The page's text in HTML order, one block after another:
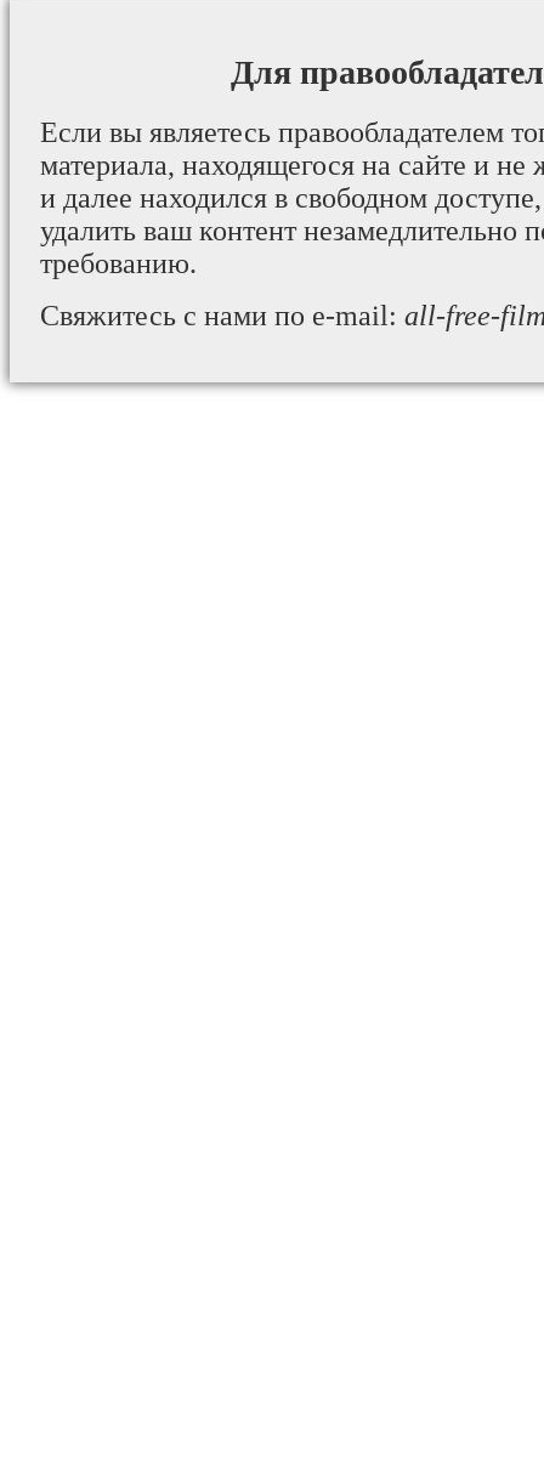
Для
Если вы являетесь правообладателем
материала, находящегося на сайте и не
и далее находился в свободном
удалить ваш контент незамедлительно
требованию.
Свяжитесь с нами по e-mail: all-free-